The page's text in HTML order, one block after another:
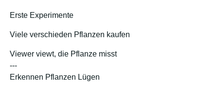
Erste Experimente
Viele verschieden Pflanzen kaufen
Viewer viewt, die Pflanze misst
---
Erkennen Pflanzen Lügen